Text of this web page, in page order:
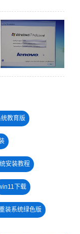
教育版
安装教程
下载
装系统绿色版